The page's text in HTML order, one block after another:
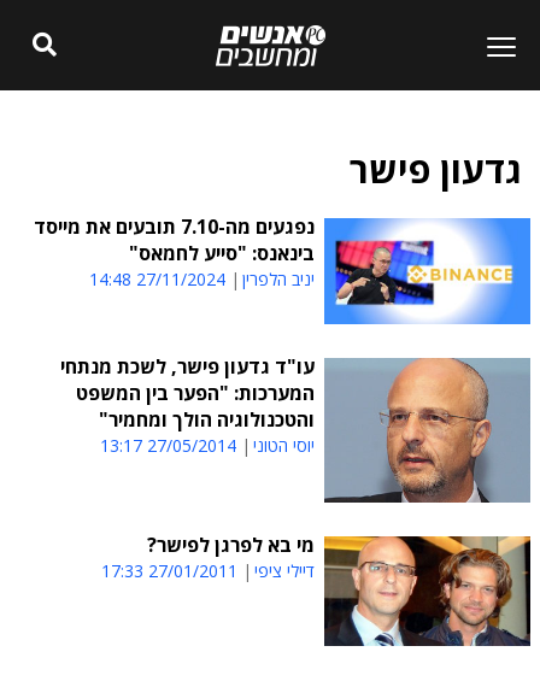
גדעון פישר
נפגעים מה-7.10 תובעים את מייסד
בינאנס: "סייע לחמאס"
יניב הלפרין 27/11/2024 14:48
עו"ד גדעון פישר, לשכת מנתחי
המערכות: "הפער בין המשפט
והטכנולוגיה הולך ומחמיר"
יוסי הטוני 27/05/2014 13:17
מי בא לפרגן לפישר?
דיילי ציפי 27/01/2011 17:33